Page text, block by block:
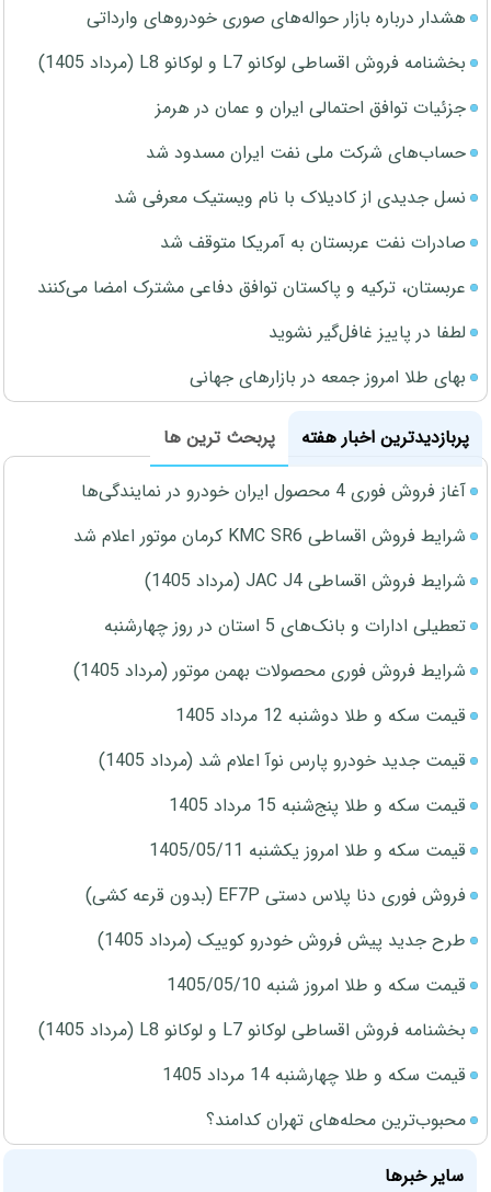
هشدار درباره بازار حواله‌های صوری خودروهای وارداتی
بخشنامه فروش اقساطی لوکانو L7 و لوکانو L8 (مرداد 1405)
جزئیات توافق احتمالی ایران و عمان در هرمز
حساب‌های شرکت ملی نفت ایران مسدود شد
نسل جدیدی از کادیلاک با نام ویستیک معرفی شد
صادرات نفت عربستان به آمریکا متوقف شد
عربستان، ترکیه و پاکستان توافق دفاعی مشترک امضا می‌کنند
لطفا در پاییز غافل‌گیر نشوید
بهای طلا امروز جمعه در بازارهای جهانی
پربازدیدترین اخبار هفته
پربحث ترین ها
آغاز فروش فوری 4 محصول ایران خودرو در نمایندگی‌ها
شرایط فروش اقساطی KMC SR6 کرمان موتور اعلام شد
شرایط فروش اقساطی JAC J4 (مرداد 1405)
تعطیلی ادارات و بانک‌های 5 استان در روز چهارشنبه
شرایط فروش فوری محصولات بهمن موتور (مرداد 1405)
قیمت سکه و طلا دوشنبه 12 مرداد 1405
قیمت جدید خودرو پارس نوآ اعلام شد (مرداد 1405)
قیمت سکه و طلا پنج‌شنبه 15 مرداد 1405
قیمت سکه و طلا امروز یکشنبه 1405/05/11
فروش فوری دنا پلاس دستی EF7P (بدون قرعه کشی)
طرح جدید پیش فروش خودرو کوییک (مرداد 1405)
قیمت سکه و طلا امروز شنبه 1405/05/10
بخشنامه فروش اقساطی لوکانو L7 و لوکانو L8 (مرداد 1405)
قیمت سکه و طلا چهارشنبه 14 مرداد 1405
محبوب‌ترین محله‌های تهران کدامند؟
سایر خبرها